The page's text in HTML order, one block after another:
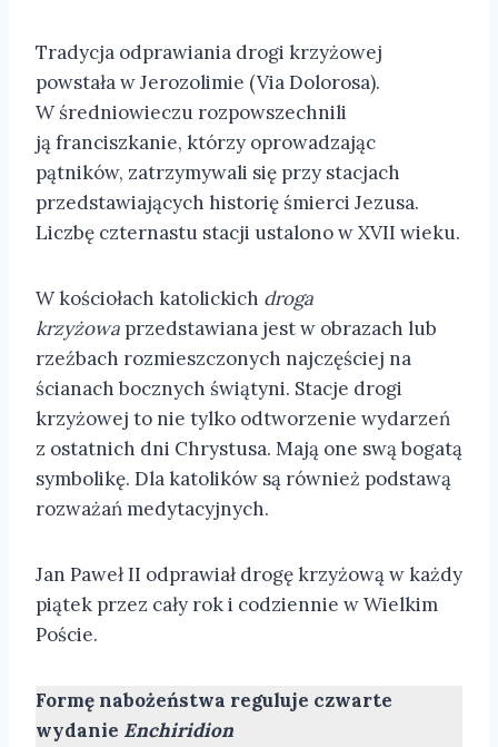
Tradycja odprawiania drogi krzyżowej
powstała w Jerozolimie (Via Dolorosa).
W średniowieczu rozpowszechnili
ją franciszkanie, którzy oprowadzając
pątników, zatrzymywali się przy stacjach
przedstawiających historię śmierci Jezusa.
Liczbę czternastu stacji ustalono w XVII wieku.
W kościołach katolickich droga
krzyżowa przedstawiana jest w obrazach lub
rzeźbach rozmieszczonych najczęściej na
ścianach bocznych świątyni. Stacje drogi
krzyżowej to nie tylko odtworzenie wydarzeń
z ostatnich dni Chrystusa. Mają one swą bogatą
symbolikę. Dla katolików są również podstawą
rozważań medytacyjnych.
Jan Paweł II odprawiał drogę krzyżową w każdy
piątek przez cały rok i codziennie w Wielkim
Poście.
Formę nabożeństwa reguluje czwarte
wydanie Enchiridion